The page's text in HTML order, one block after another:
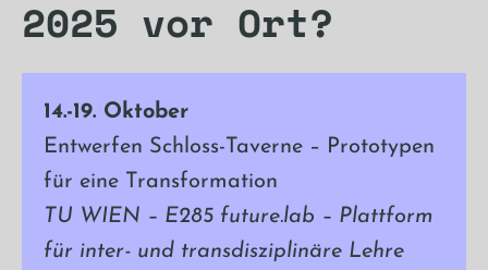
2025 vor Ort?
14.-19. Oktober
Entwerfen Schloss-Taverne – Prototypen
für eine Transformation
TU WIEN – E285 future.lab – Plattform
für inter- und transdisziplinäre Lehre